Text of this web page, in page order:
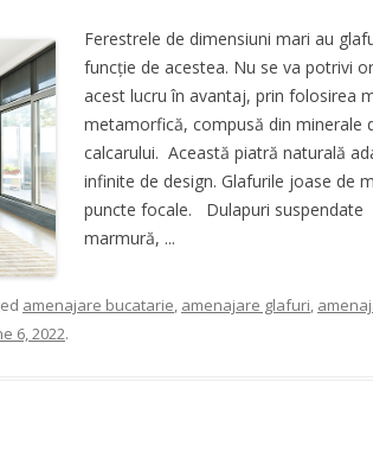
Ferestrele de dimensiuni mari au
funcție de acestea. Nu se va potrivi
acest lucru în avantaj, prin folosirea
metamorfică, compusă din minerale
calcarului. Această piatră naturală
infinite de design. Glafurile joase de
puncte focale. Dulapuri suspendate
marmură, ...
amenajare bucatarie amenajare glafuri
6, 2022.